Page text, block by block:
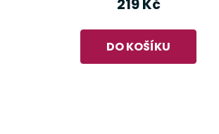
219 Kč
DO KOŠÍKU